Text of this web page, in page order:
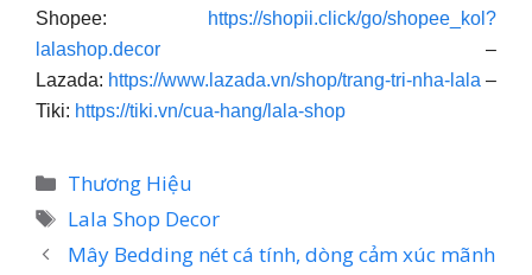
Shopee:
https://shopii.click/go/shopee_kol?
lalashop.decor –
Lazada: https://www.lazada.vn/shop/trang-tri-nha-lala –
Tiki: https://tiki.vn/cua-hang/lala-shop
Danh
mục
Thương Hiệu
Thẻ
Lala Shop Decor
Mây Bedding nét cá tính, dòng cảm xúc mãnh